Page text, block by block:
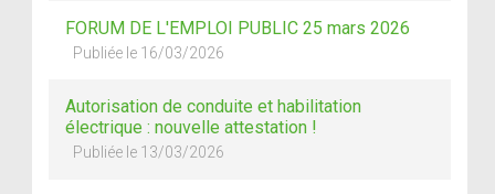
FORUM DE L'EMPLOI PUBLIC 25 mars 2026
Publiée le 16/03/2026
Autorisation de conduite et habilitation
électrique : nouvelle attestation !
Publiée le 13/03/2026